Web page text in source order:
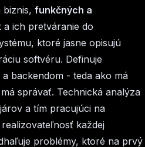
funkčných a
a ich pretváranie do
ktoré jasne opisujú
softvéru. Definuje
backendom - teda ako má
správať. Technická analýza
a tím pracujúci na
každej
problémy, ktoré na prvý